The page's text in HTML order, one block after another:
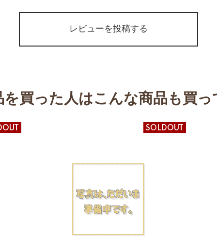
レビューを投稿する
を買った人はこんな商品も買っ
SOLDOUT